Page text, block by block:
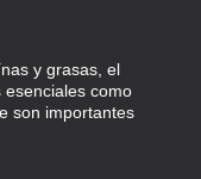
y grasas, el
como
son importantes